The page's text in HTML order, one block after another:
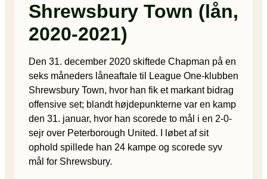
Shrewsbury Town (lån,
2020-2021)
Den 31. december 2020 skiftede Chapman på en
seks måneders låneaftale til League One-klubben
Shrewsbury Town, hvor han fik et markant bidrag
offensive set; blandt højdepunkterne var en kamp
den 31. januar, hvor han scorede to mål i en 2-0-
sejr over Peterborough United. I løbet af sit
ophold spillede han 24 kampe og scorede syv
mål for Shrewsbury.